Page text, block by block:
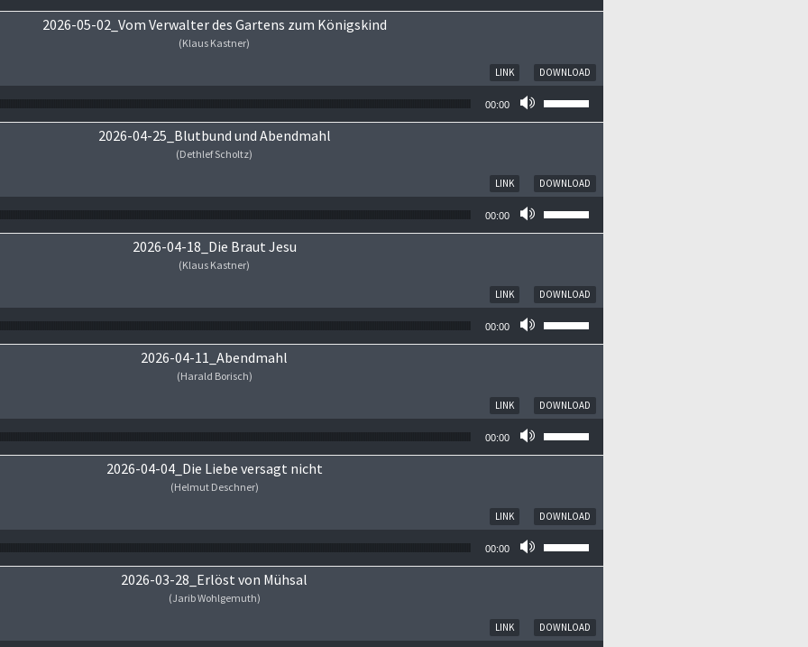
2026-05-02_Vom Verwalter des Gartens zum Königskind
(Klaus Kastner)
DOWNLOAD
LINK
00:00
2026-04-25_Blutbund und Abendmahl
(Dethlef Scholtz)
DOWNLOAD
LINK
00:00
2026-04-18_Die Braut Jesu
(Klaus Kastner)
DOWNLOAD
LINK
00:00
2026-04-11_Abendmahl
(Harald Borisch)
DOWNLOAD
LINK
00:00
2026-04-04_Die Liebe versagt nicht
(Helmut Deschner)
DOWNLOAD
LINK
00:00
2026-03-28_Erlöst von Mühsal
(Jarib Wohlgemuth)
DOWNLOAD
LINK